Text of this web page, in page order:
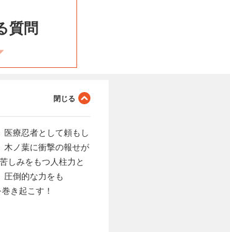
質問
療忍者として頼もし
木ノ葉に衝撃の報せが
しみをもつ人柱力と
圧倒的な力をも
き起こす！